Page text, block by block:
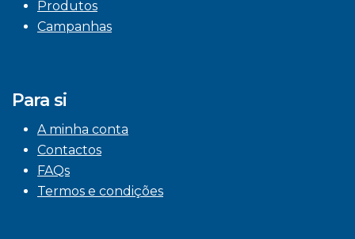
Produtos
Campanhas
Para si
A minha conta
Contactos
FAQs
Termos e condições